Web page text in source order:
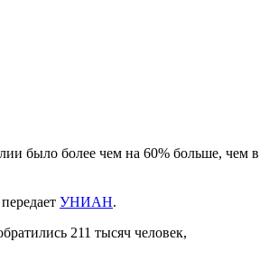
было более чем на 60% больше, чем в
УНИАН.
211 тысяч человек,